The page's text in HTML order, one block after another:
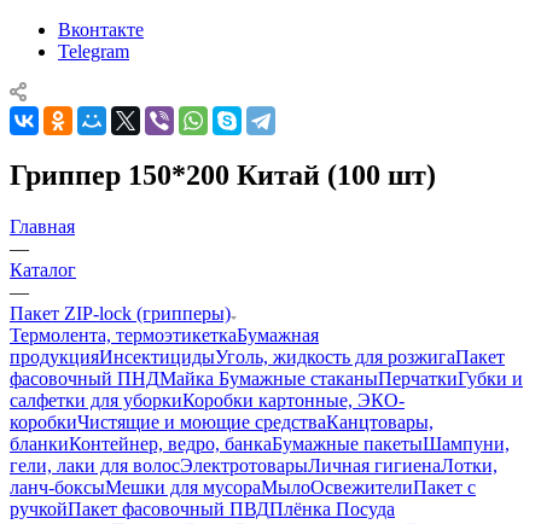
Вконтакте
Telegram
Гриппер 150*200 Китай (100 шт)
Главная
—
Каталог
—
Пакет ZIP-lock (грипперы)
Термолента, термоэтикеткаБумажная
продукцияИнсектицидыУголь, жидкость для розжигаПакет
фасовочный ПНДМайка Бумажные стаканыПерчаткиГубки и
салфетки для уборкиКоробки картонные, ЭКО-
коробкиЧистящие и моющие средстваКанцтовары,
бланкиКонтейнер, ведро, банкаБумажные пакетыШампуни,
гели, лаки для волосЭлектротоварыЛичная гигиенаЛотки,
ланч-боксыМешки для мусораМылоОсвежителиПакет с
ручкойПакет фасовочный ПВДПлёнка Посуда